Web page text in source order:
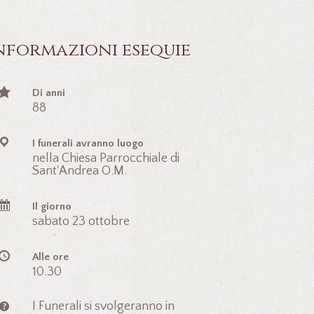
esequie
Di anni
88
I funerali avranno luogo
nella Chiesa Parrocchiale di
Sant'Andrea O.M.
Il giorno
sabato 23 ottobre
Alle ore
10.30
I Funerali si svolgeranno in